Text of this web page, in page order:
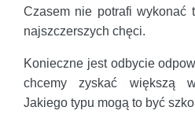
Czasem nie potrafi wykonać
najszczerszych chęci.
Konieczne jest odbycie
chcemy zyskać większą
Jakiego typu mogą to być